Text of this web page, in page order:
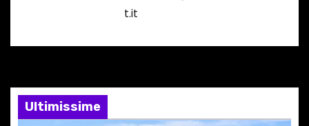
n
e
a
t.it
Ultimissime